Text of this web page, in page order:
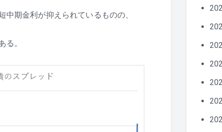
期金利が抑えられているものの、
る。